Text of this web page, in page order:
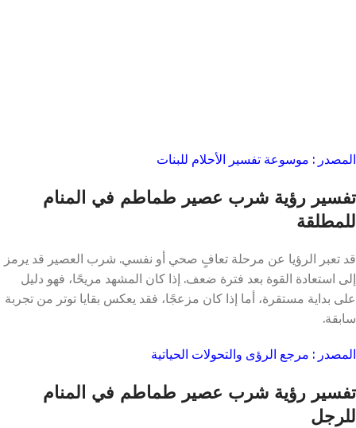
المصدر : موسوعة تفسير الأحلام للبنات
تفسير رؤية شرب عصير طماطم في المنام
للمطلقة
قد تعبر الرؤيا عن مرحلة تعافٍ صحي أو نفسي. شرب العصير قد يرمز
إلى استعادة القوة بعد فترة ضعف. إذا كان المشهد مريحًا، فهو دليل
على بداية مستقرة، أما إذا كان مزعجًا، فقد يعكس بقايا توتر من تجربة
سابقة.
المصدر : مرجع الرؤى والتحولات الحياتية
تفسير رؤية شرب عصير طماطم في المنام
للرجل